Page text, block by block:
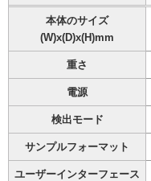
本体のサイズ
(W)x(D)x(H)mm
重さ
電源
検出モード
サンプルフォーマット
ユーザーインターフェース